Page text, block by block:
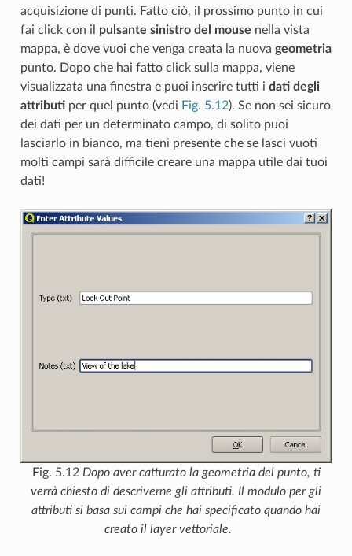
acquisizione di punti. Fatto ciò, il prossimo punto in cui
fai click con il pulsante sinistro del mouse nella vista
mappa, è dove vuoi che venga creata la nuova geometria
punto. Dopo che hai fatto click sulla mappa, viene
visualizzata una finestra e puoi inserire tutti i dati degli
attributiper quel punto (vedi Fig. 5.12). Se non sei sicuro
dei dati per un determinato campo, di solito puoi
lasciarlo in bianco, ma tieni presente che se lasci vuoti
molti campi sarà difficile creare una mappa utile dai tuoi
dati!
Fig. 5.12 Dopo aver catturato la geometria del punto, ti
verrà chiesto di descriverne gli attributi. Il modulo per gli
attributi si basa sui campi che hai specificato quando hai
creato il layer vettoriale.